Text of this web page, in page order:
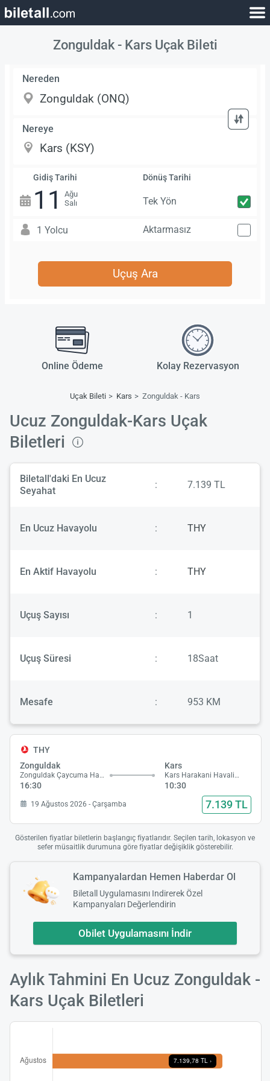
Zonguldak - Kars Uçak Bileti
Nereden
Nereye
Gidiş Tarihi
11
Ağu
Salı
Dönüş Tarihi
Tek Yön
1 Yolcu Aktarmasız
Uçuş Ara
Online Ödeme Kolay Rezervasyon
Uçak Bileti Kars Zonguldak - Kars
Ucuz Zonguldak-Kars Uçak
Biletleri
Biletall'daki En Ucuz
Seyahat
: 7.139 TL
En Ucuz Havayolu : THY
En Aktif Havayolu : THY
Uçuş Sayısı : 1
Uçuş Süresi : 18Saat
Mesafe : 953 KM
THY
Zonguldak
Zonguldak Çaycuma Havalimanı
16:30
Kars
Kars Harakani Havalimanı
10:30
19 Ağustos 2026 - Çarşamba 7.139 TL
Gösterilen fiyatlar biletlerin başlangıç fiyatlarıdır. Seçilen tarih, lokasyon ve
sefer müsaitlik durumuna göre fiyatlar değişiklik gösterebilir.
Kampanyalardan Hemen Haberdar Ol
Biletall Uygulamasını Indirerek Özel
Kampanyaları Değerlendirin
Obilet Uygulamasını İndir
Aylık Tahmini En Ucuz Zonguldak -
Kars Uçak Biletleri